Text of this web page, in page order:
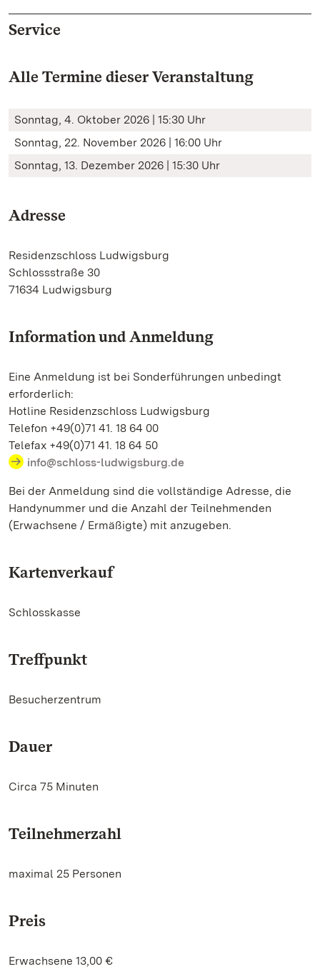
Service
Alle Termine dieser Veranstaltung
Sonntag, 4. Oktober 2026 | 15:30 Uhr
Sonntag, 22. November 2026 | 16:00 Uhr
Sonntag, 13. Dezember 2026 | 15:30 Uhr
Adresse
Residenzschloss Ludwigsburg
Schlossstraße 30
71634 Ludwigsburg
Information und Anmeldung
Eine Anmeldung ist bei Sonderführungen unbedingt
erforderlich:
Hotline Residenzschloss Ludwigsburg
Telefon +49(0)71 41. 18 64 00
Telefax +49(0)71 41. 18 64 50
info@schloss-ludwigsburg.de
Bei der Anmeldung sind die vollständige Adresse, die
Handynummer und die Anzahl der Teilnehmenden
(Erwachsene / Ermäßigte) mit anzugeben.
Kartenverkauf
Schlosskasse
Treffpunkt
Besucherzentrum
Dauer
Circa 75 Minuten
Teilnehmerzahl
maximal 25 Personen
Preis
Erwachsene 13,00 €